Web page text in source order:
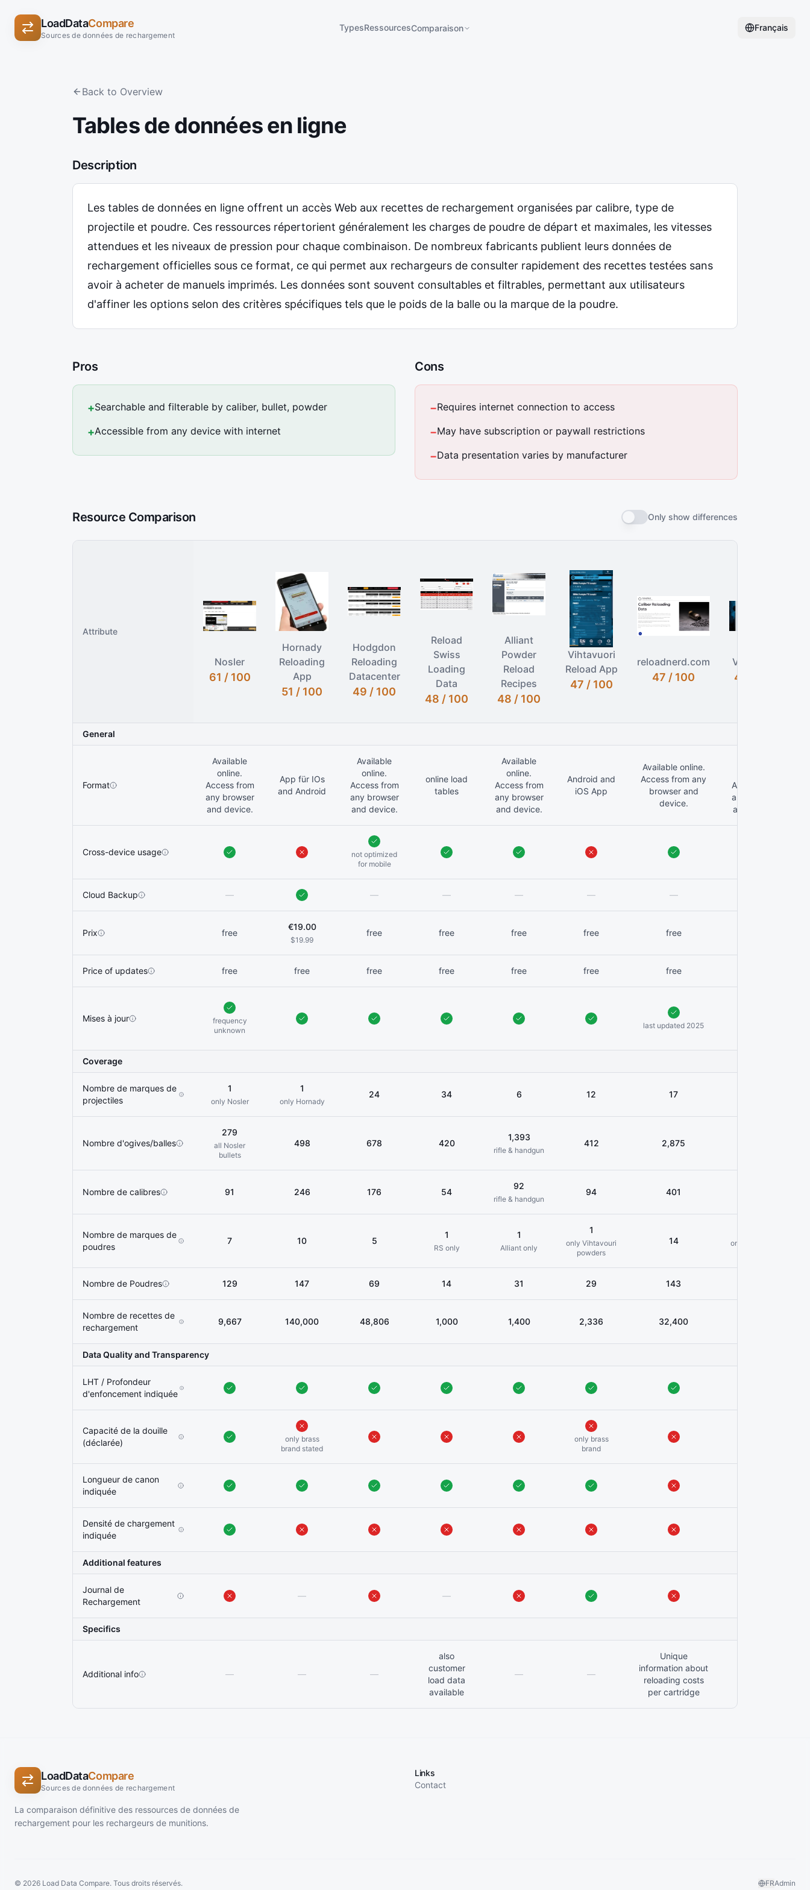
LoadDataCompare
Sources de données de rechargement
TypesRessourcesComparaison Français
Back to Overview
Tables de données en ligne
Description
Les tables de données en ligne offrent un accès Web aux recettes de rechargement organisées par calibre, type de
projectile et poudre. Ces ressources répertorient généralement les charges de poudre de départ et maximales, les vitesses
attendues et les niveaux de pression pour chaque combinaison. De nombreux fabricants publient leurs données de
rechargement officielles sous ce format, ce qui permet aux rechargeurs de consulter rapidement des recettes testées sans
avoir à acheter de manuels imprimés. Les données sont souvent consultables et filtrables, permettant aux utilisateurs
d'affiner les options selon des critères spécifiques tels que le poids de la balle ou la marque de la poudre.
Pros
+Searchable and filterable by caliber, bullet, powder
+Accessible from any device with internet
Cons
−Requires internet connection to access
−May have subscription or paywall restrictions
−Data presentation varies by manufacturer
Resource Comparison Only show differences
Attribute
Nosler
61 / 100
Hornady
Reloading
App
51 / 100
Hodgdon
Reloading
Datacenter
49 / 100
Reload
Swiss
Loading
Data
48 / 100
Alliant
Powder
Reload
Recipes
48 / 100
Vihtavuori
Reload App
47 / 100
reloadnerd.com
47 / 100
Vihtavouri
46 / 100
General
Format
Available
online.
Access from
any browser
and device.
App für IOs
and Android
Available
online.
Access from
any browser
and device.
online load
tables
Available
online.
Access from
any browser
and device.
Android and
iOS App
Available online.
Access from any
browser and
device.
Access from
any browser
and device.
Cross-device usage
not optimized
for mobile
Cloud Backup — — — — — —
Prix free
€19.00
$19.99
free free free free free
Price of updates free free free free free free free
Mises à jour
frequency
unknown
last updated 2025
Coverage
Nombre de marques de
projectiles
1
only Nosler
1
only Hornady
24 34 6 12 17
Nombre d'ogives/balles
279
all Nosler
bullets
498 678 420
1,393
rifle & handgun
412 2,875
Nombre de calibres 91 246 176 54
92
rifle & handgun
94 401
Nombre de marques de
poudres
7 10 5
1
RS only
1
Alliant only
1
only Vihtavouri
powders
14
only Vihtavuori
Nombre de Poudres 129 147 69 14 31 29 143
Nombre de recettes de
rechargement
9,667 140,000 48,806 1,000 1,400 2,336 32,400
Data Quality and Transparency
LHT / Profondeur
d'enfoncement indiquée
Capacité de la douille
(déclarée)
only brass
brand stated
only brass
brand
Longueur de canon
indiquée
Densité de chargement
indiquée
Additional features
Journal de
Rechargement
— —
Specifics
Additional info — — —
also
customer
load data
available
— —
Unique
information about
reloading costs
per cartridge
LoadDataCompare
Sources de données de rechargement
La comparaison définitive des ressources de données de
rechargement pour les rechargeurs de munitions.
Links
Contact
© 2026 Load Data Compare. Tous droits réservés. FRAdmin